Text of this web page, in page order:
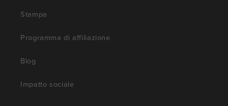
Stampa
Programma di affiliazione
Blog
Impatto sociale